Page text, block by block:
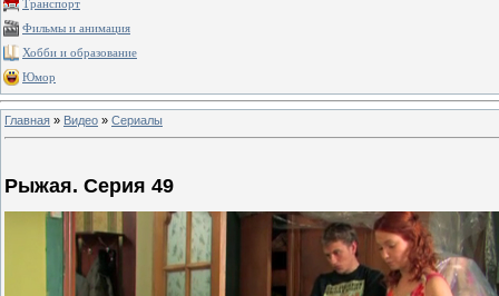
Транспорт
Фильмы и анимация
Хобби и образование
Юмор
Главная » Видео » Сериалы
Рыжая. Серия 49